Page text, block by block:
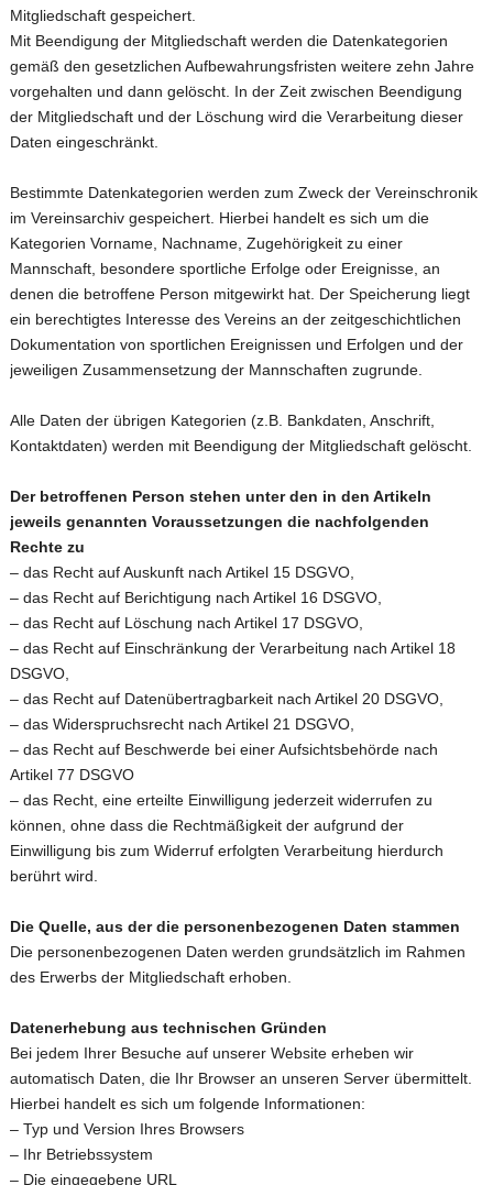
Mitgliedschaft gespeichert.
Mit Beendigung der Mitgliedschaft werden die Datenkategorien
gemäß den gesetzlichen Aufbewahrungsfristen weitere zehn Jahre
vorgehalten und dann gelöscht. In der Zeit zwischen Beendigung
der Mitgliedschaft und der Löschung wird die Verarbeitung dieser
Daten eingeschränkt.
Bestimmte Datenkategorien werden zum Zweck der Vereinschronik
im Vereinsarchiv gespeichert. Hierbei handelt es sich um die
Kategorien Vorname, Nachname, Zugehörigkeit zu einer
Mannschaft, besondere sportliche Erfolge oder Ereignisse, an
denen die betroffene Person mitgewirkt hat. Der Speicherung liegt
ein berechtigtes Interesse des Vereins an der zeitgeschichtlichen
Dokumentation von sportlichen Ereignissen und Erfolgen und der
jeweiligen Zusammensetzung der Mannschaften zugrunde.
Alle Daten der übrigen Kategorien (z.B. Bankdaten, Anschrift,
Kontaktdaten) werden mit Beendigung der Mitgliedschaft gelöscht.
Der betroffenen Person stehen unter den in den Artikeln
jeweils genannten Voraussetzungen die nachfolgenden
Rechte zu
– das Recht auf Auskunft nach Artikel 15 DSGVO,
– das Recht auf Berichtigung nach Artikel 16 DSGVO,
– das Recht auf Löschung nach Artikel 17 DSGVO,
– das Recht auf Einschränkung der Verarbeitung nach Artikel 18
DSGVO,
– das Recht auf Datenübertragbarkeit nach Artikel 20 DSGVO,
– das Widerspruchsrecht nach Artikel 21 DSGVO,
– das Recht auf Beschwerde bei einer Aufsichtsbehörde nach
Artikel 77 DSGVO
– das Recht, eine erteilte Einwilligung jederzeit widerrufen zu
können, ohne dass die Rechtmäßigkeit der aufgrund der
Einwilligung bis zum Widerruf erfolgten Verarbeitung hierdurch
berührt wird.
Die Quelle, aus der die personenbezogenen Daten stammen
Die personenbezogenen Daten werden grundsätzlich im Rahmen
des Erwerbs der Mitgliedschaft erhoben.
Datenerhebung aus technischen Gründen
Bei jedem Ihrer Besuche auf unserer Website erheben wir
automatisch Daten, die Ihr Browser an unseren Server übermittelt.
Hierbei handelt es sich um folgende Informationen:
– Typ und Version Ihres Browsers
– Ihr Betriebssystem
– Die eingegebene URL